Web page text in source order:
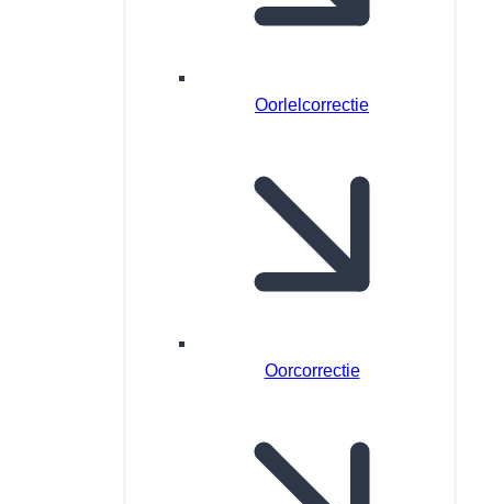
Oorlelcorrectie
Oorcorrectie